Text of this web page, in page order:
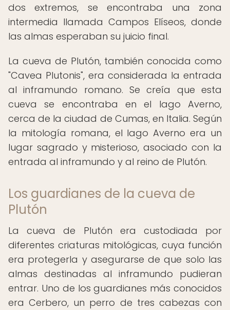
dos extremos, se encontraba una zona
intermedia llamada Campos Elíseos, donde
las almas esperaban su juicio final.
La cueva de Plutón, también conocida como
"Cavea Plutonis", era considerada la entrada
al inframundo romano. Se creía que esta
cueva se encontraba en el lago Averno,
cerca de la ciudad de Cumas, en Italia. Según
la mitología romana, el lago Averno era un
lugar sagrado y misterioso, asociado con la
entrada al inframundo y al reino de Plutón.
Los guardianes de la cueva de
Plutón
La cueva de Plutón era custodiada por
diferentes criaturas mitológicas, cuya función
era protegerla y asegurarse de que solo las
almas destinadas al inframundo pudieran
entrar. Uno de los guardianes más conocidos
era Cerbero, un perro de tres cabezas con